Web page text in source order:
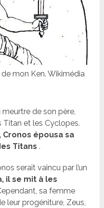
mon Ken. Wikimédia
de son père,
Titan et les Cyclopes.
épousa sa
Titans .
serait vaincu par l’un
il se mit à les
sa femme
leur progéniture, Zeus,